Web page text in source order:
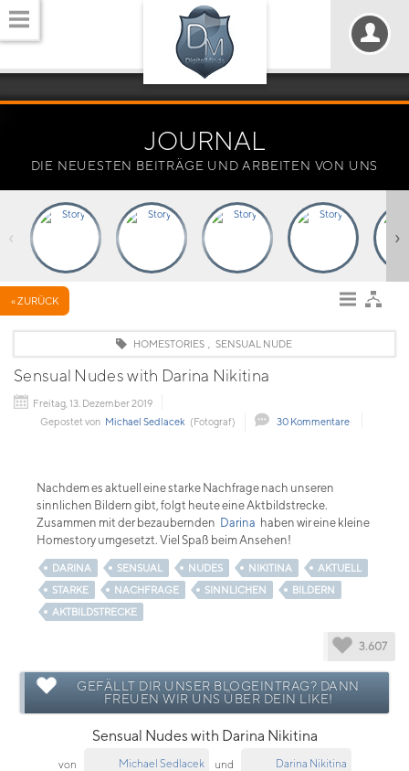
JOURNAL
DIE NEUESTEN BEITRÄGE UND ARBEITEN VON UNS
‹ ›
« ZURÜCK
HOMESTORIES SENSUAL NUDE
Sensual Nudes with Darina Nikitina
Freitag, 13. Dezember 2019
Gepostet von Michael Sedlacek (Fotograf) 30 Kommentare
Nachdem es aktuell eine starke Nachfrage nach unseren
sinnlichen Bildern gibt, folgt heute eine Aktbildstrecke.
Zusammen mit der bezaubernden Darina haben wir eine kleine
Homestory umgesetzt. Viel Spaß beim Ansehen!
DARINA SENSUAL NUDES NIKITINA
AKTUELL
STARKE
NACHFRAGE SINNLICHEN
BILDERN
AKTBILDSTRECKE
3.607
GEFÄLLT DIR UNSER BLOGEINTRAG? DANN
FREUEN WIR UNS ÜBER DEIN LIKE!
Sensual Nudes with Darina Nikitina
von Michael Sedlacek und Darina Nikitina